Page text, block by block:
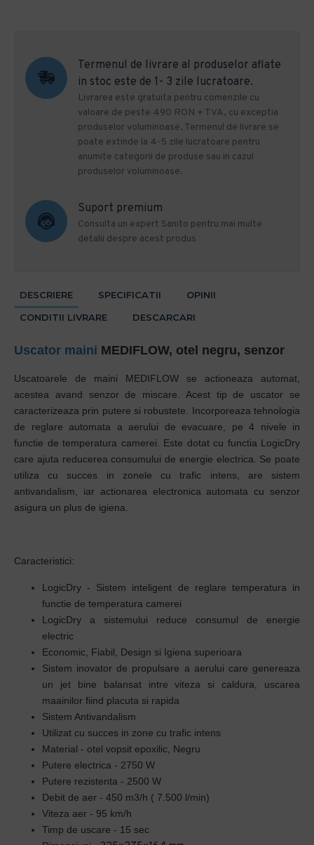
Termenul de livrare al produselor aflate
in stoc este de 1- 3 zile lucratoare.
Livrarea este gratuita pentru comenzile cu
valoare de peste 490 RON + TVA, cu exceptia
produselor voluminoase. Termenul de livrare se
poate extinde la 4-5 zile lucratoare pentru
anumite categorii de produse sau in cazul
produselor voluminoase.
Suport premium
Consulta un expert Sanito pentru mai multe
detalii despre acest produs
DESCRIERE SPECIFICATII
OPINII
CONDITII LIVRARE
DESCARCARI
Uscator maini MEDIFLOW, otel negru, senzor
Uscatoarele de maini MEDIFLOW se actioneaza automat,
acestea avand senzor de miscare. Acest tip de uscator se
caracterizeaza prin putere si robustete. Incorporeaza tehnologia
de reglare automata a aerului de evacuare, pe 4 nivele in
functie de temperatura camerei. Este dotat cu functia LogicDry
care ajuta reducerea consumului de energie electrica. Se poate
utiliza cu succes in zonele cu trafic intens, are sistem
antivandalism, iar actionarea electronica automata cu senzor
asigura un plus de igiena.
Caracteristici:
LogicDry - Sistem inteligent de reglare temperatura in
functie de temperatura camerei
LogicDry a sistemului reduce consumul de energie
electric
Economic, Fiabil, Design si Igiena superioara
Sistem inovator de propulsare a aerului care genereaza
un jet bine balansat intre viteza si caldura, uscarea
maainilor fiind placuta si rapida
Sistem Antivandalism
Utilizat cu succes in zone cu trafic intens
Material - otel vopsit epoxilic, Negru
Putere electrica - 2750 W
Putere rezistenta - 2500 W
Debit de aer - 450 m3/h ( 7.500 l/min)
Viteza aer - 95 km/h
Timp de uscare - 15 sec